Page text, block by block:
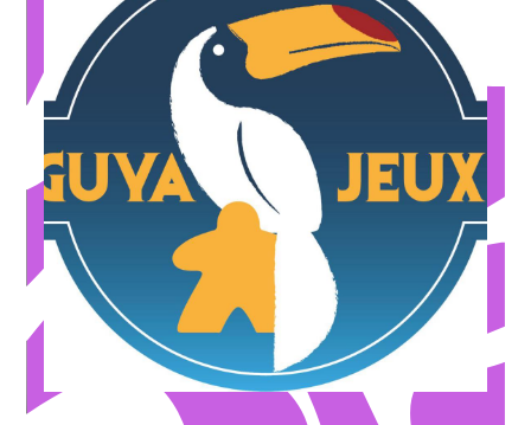
GUYAJEUX Gers
Jeux de société
OFFRE DE BIENVENUE
Pour l'achat de 3 jeux de société, le moins cher des 3
* Hors mois de décembre
OFFRE ILLIMITÉE
sur tous les jeux de société du magasin
* Hors mois de décembre